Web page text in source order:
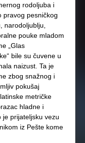
rodoljuba i
pravog pesničkog
narodoljublju,
pouke mladom
„Glas
bile su čuvene u
naizust. Ta je
zbog snažnog i
pokušaj
metričke
hladne i
je prijateljsku vezu
iz Pešte kome